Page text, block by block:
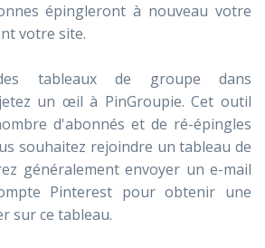
épingleront à nouveau votre
votre site.
tableaux de groupe dans
un œil à PinGroupie. Cet outil
d'abonnés et de ré-épingles
souhaitez rejoindre un tableau de
généralement envoyer un e-mail
Pinterest pour obtenir une
sur ce tableau.